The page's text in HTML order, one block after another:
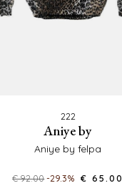
222
aniye by
aniye by felpa
€ 92.00-29.3% € 65.00